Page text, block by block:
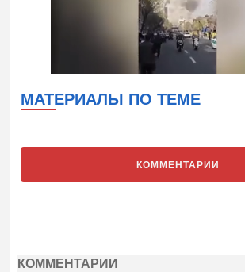
МАТЕРИАЛЫ ПО ТЕМЕ
КОММЕНТАРИИ
КОММЕНТАРИИ